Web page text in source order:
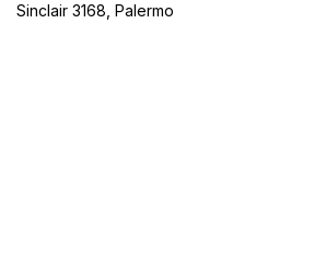
Sinclair 3168, Palermo